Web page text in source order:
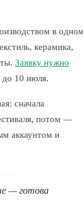
в
керамика,
Заявку нужно
до 10 июля.
сначала
потом —
аккаунтом и
— готова